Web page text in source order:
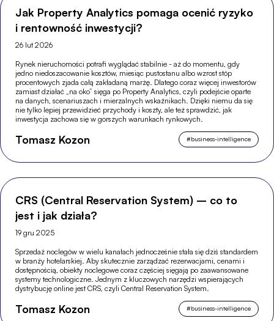
Jak Property Analytics pomaga ocenić ryzyko
i rentowność inwestycji?
26 lut 2026
Rynek nieruchomości potrafi wyglądać stabilnie - aż do momentu, gdy
jedno niedoszacowanie kosztów, miesiąc pustostanu albo wzrost stóp
procentowych zjada całą zakładaną marżę. Dlatego coraz więcej inwestorów
zamiast działać „na oko” sięga po Property Analytics, czyli podejście oparte
na danych, scenariuszach i mierzalnych wskaźnikach. Dzięki niemu da się
nie tylko lepiej przewidzieć przychody i koszty, ale też sprawdzić, jak
inwestycja zachowa się w gorszych warunkach rynkowych.
Tomasz Kozon #business-intelligence
CRS (Central Reservation System) – co to
jest i jak działa?
19 gru 2025
Sprzedaż noclegów w wielu kanałach jednocześnie stała się dziś standardem
w branży hotelarskiej. Aby skutecznie zarządzać rezerwacjami, cenami i
dostępnością, obiekty noclegowe coraz częściej sięgają po zaawansowane
systemy technologiczne. Jednym z kluczowych narzędzi wspierających
dystrybucję online jest CRS, czyli Central Reservation System.
Tomasz Kozon #business-intelligence